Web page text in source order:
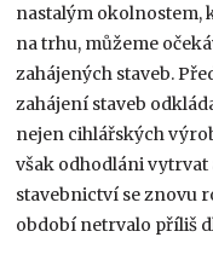
nastalým okolnostem,
na trhu, můžeme
zahájených staveb.
zahájení staveb
nejen cihlářských
však odhodláni vytrvat
stavebnictví se znovu
období netrvalo příliš